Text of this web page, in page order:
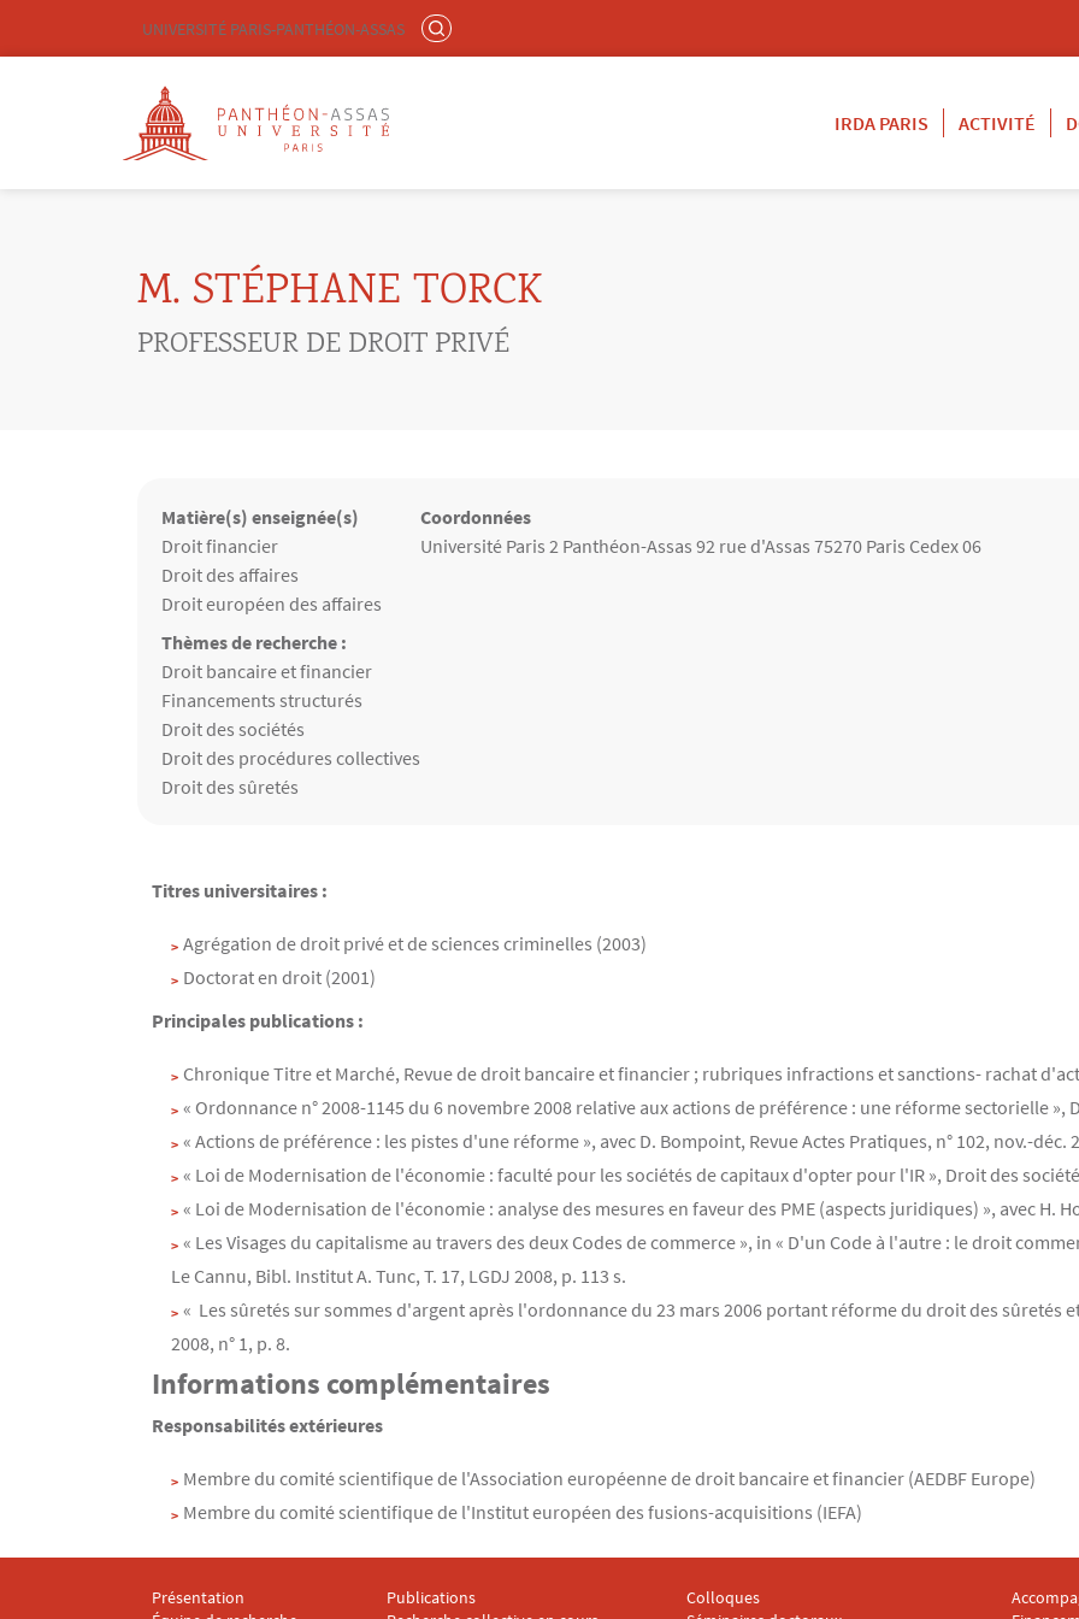
Menu liste site Custom EN
UNIVERSITÉ PARIS-PANTHÉON-ASSAS RECHERCHER
Logo
IRDA PARIS
ACTIVITÉ
M. STÉPHANE TORCK
PROFESSEUR DE DROIT PRIVÉ
Matière(s) enseignée(s)
Matières enseignées
Droit financier
Droit des affaires
Droit européen des affaires
Thèmes de recherche :
Thèmes de recherche
Droit bancaire et financier
Financements structurés
Droit des sociétés
Droit des procédures collectives
Droit des sûretés
Coordonnées
Université Paris 2 Panthéon-Assas 92 rue d'Assas 75270 Paris Cedex 06
Contenu
Texte
Titres universitaires :
Agrégation de droit privé et de sciences criminelles (2003)
Doctorat en droit (2001)
Principales publications :
Chronique Titre et Marché, Revue de droit bancaire et financier ; rubriques infractions et sanctions- rachat
« Ordonnance n° 2008-1145 du 6 novembre 2008 relative aux actions de préférence : une réforme sectorielle »,
« Actions de préférence : les pistes d'une réforme », avec D. Bompoint, Revue Actes Pratiques, n° 102, nov.-déc.
« Loi de Modernisation de l'économie : faculté pour les sociétés de capitaux d'opter pour l'IR », Droit des
« Loi de Modernisation de l'économie : analyse des mesures en faveur des PME (aspects juridiques) », avec H.
« Les Visages du capitalisme au travers des deux Codes de commerce », in « D'un Code à l'autre : le droit
Le Cannu, Bibl. Institut A. Tunc, T. 17, LGDJ 2008, p. 113 s.
« Les sûretés sur sommes d'argent après l'ordonnance du 23 mars 2006 portant réforme du droit des sûretés
2008, n° 1, p. 8.
Informations complémentaires
Responsabilités extérieures
Membre du comité scientifique de l'Association européenne de droit bancaire et financier (AEDBF Europe)
Membre du comité scientifique de l'Institut européen des fusions-acquisitions (IEFA)
Menu footer IRDA 1
Présentation
Menu footer IRDA 2
Publications
Menu footer IRDA 3
Colloques
Menu